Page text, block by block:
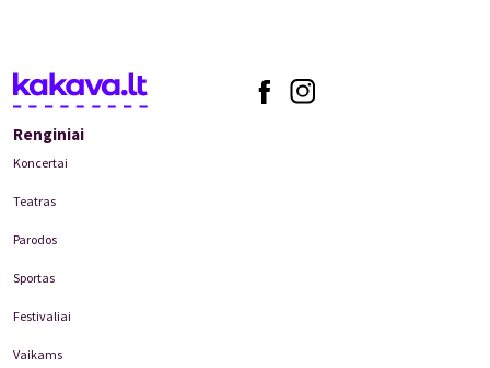
Renginiai
Koncertai
Teatras
Parodos
Sportas
Festivaliai
Vaikams